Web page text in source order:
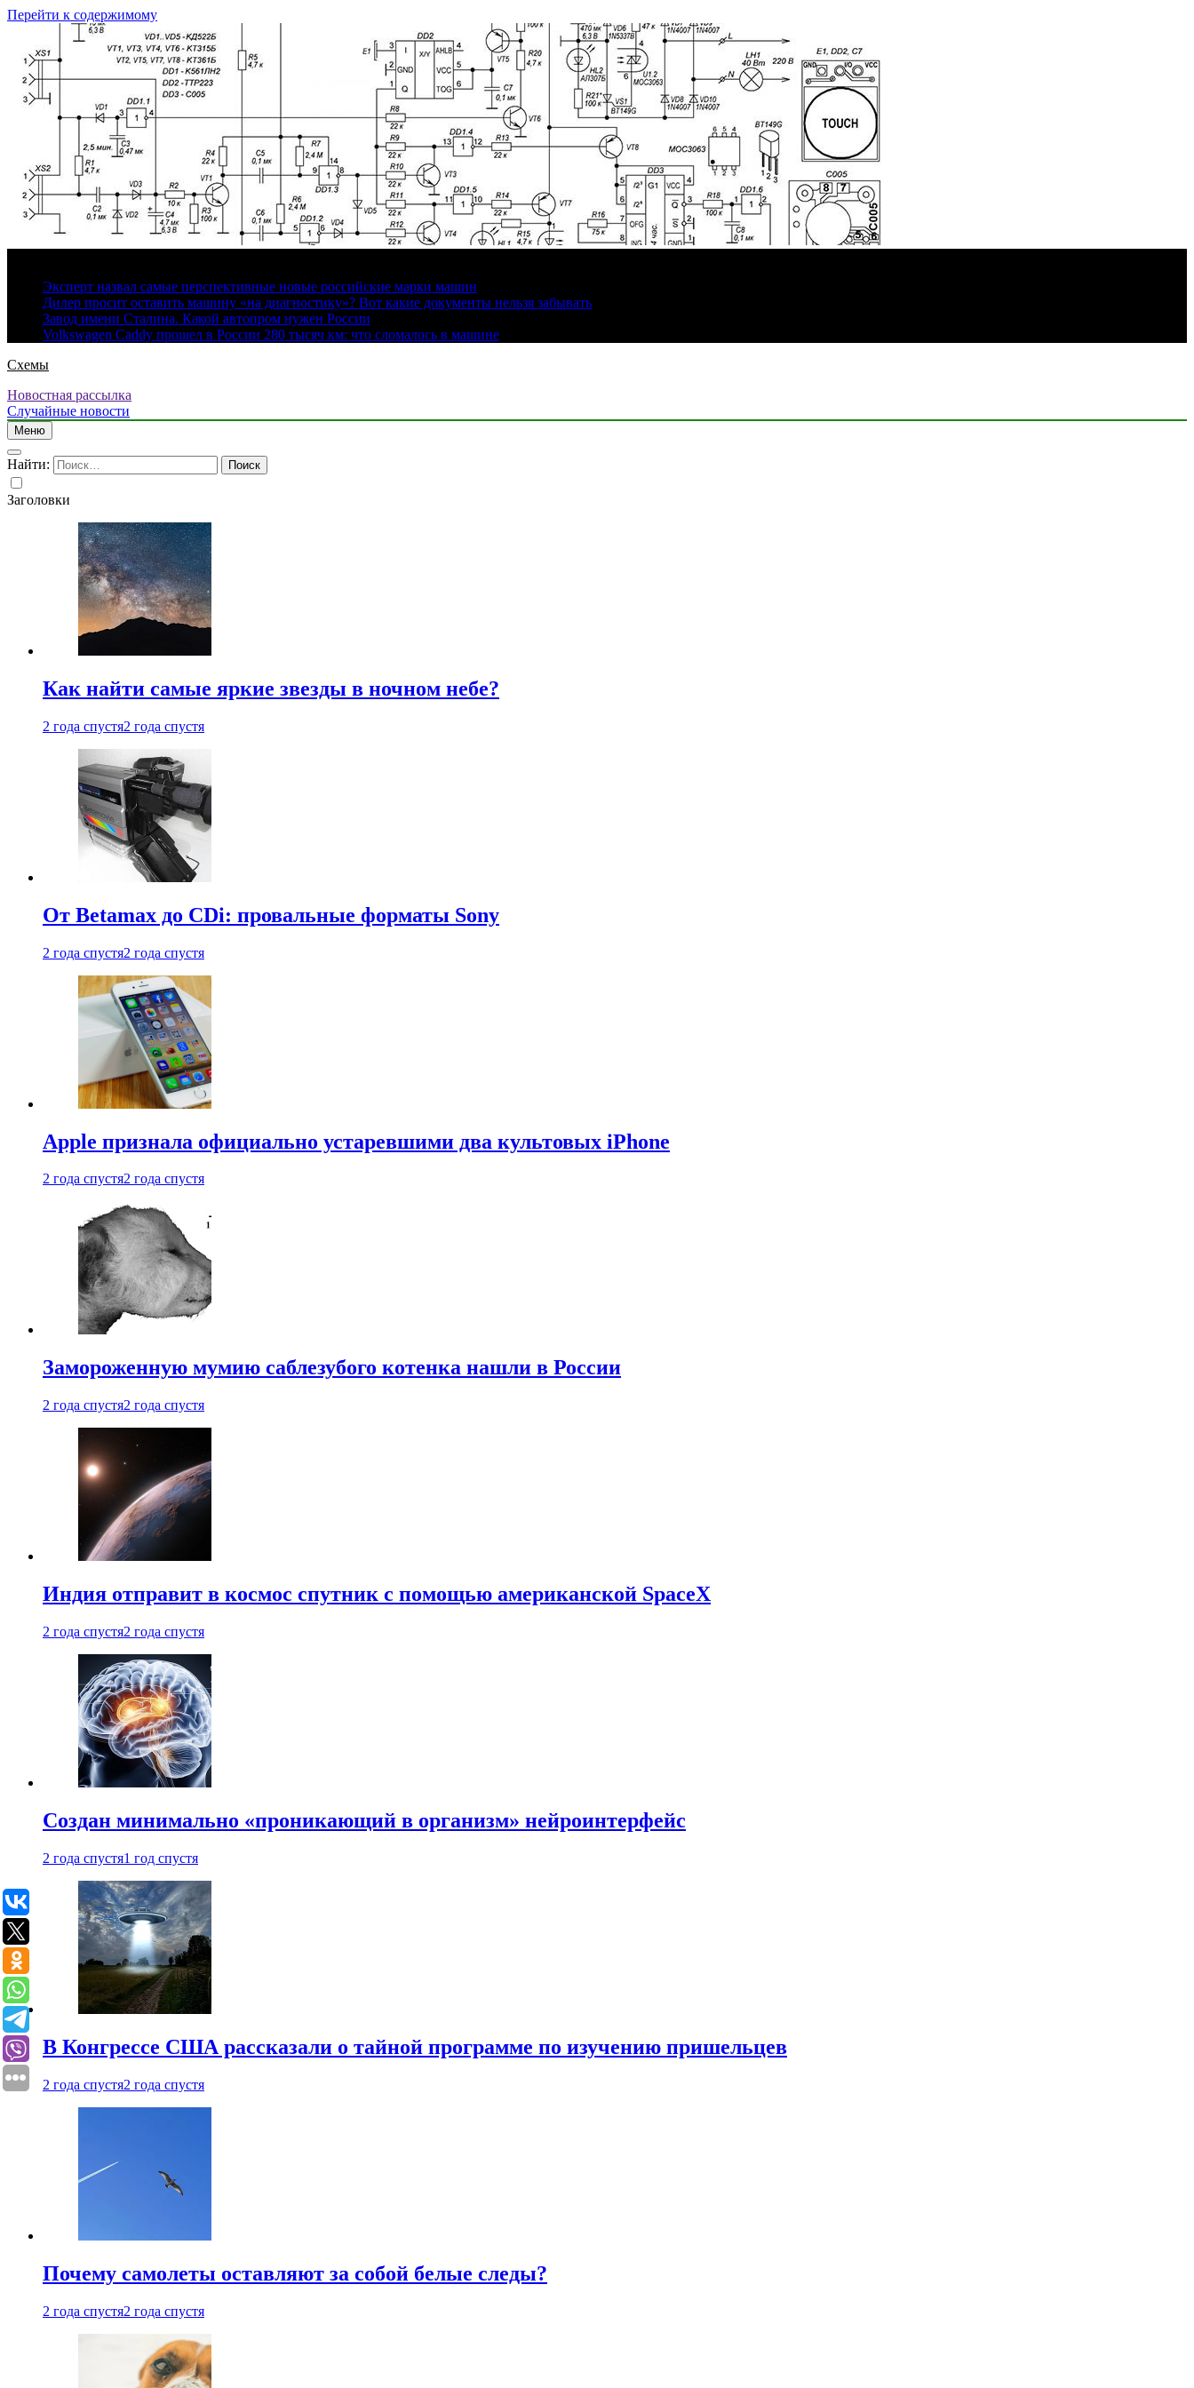
Перейти к содержимому
Эксперт назвал самые перспективные новые российские марки машин
Дилер просит оставить машину «на диагностику»? Вот какие документы нельзя забывать
Завод имени Сталина. Какой автопром нужен России
Volkswagen Caddy прошел в России 280 тысяч км: что сломалось в машине
Схемы
Новостная рассылка
Случайные новости
Меню
Найти:
Заголовки
Как найти самые яркие звезды в ночном небе?
2 года спустя2 года спустя
От Betamax до CDi: провальные форматы Sony
2 года спустя2 года спустя
Apple признала официально устаревшими два культовых iPhone
2 года спустя2 года спустя
Замороженную мумию саблезубого котенка нашли в России
2 года спустя2 года спустя
Индия отправит в космос спутник с помощью американской SpaceX
2 года спустя2 года спустя
Создан минимально «проникающий в организм» нейроинтерфейс
2 года спустя1 год спустя
В Конгрессе США рассказали о тайной программе по изучению пришельцев
2 года спустя2 года спустя
Почему самолеты оставляют за собой белые следы?
2 года спустя2 года спустя